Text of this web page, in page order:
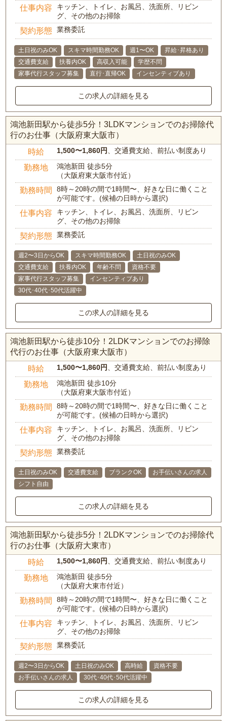
仕事内容
キッチン、トイレ、お風呂、洗面所、リビン
グ、その他のお掃除
契約形態 業務委託
土日祝のみOK スキマ時間勤務OK 週1〜OK
昇給･昇格あり
交通費支給
扶養内OK 高収入可能
学歴不問
家事代行スタッフ募集
直行･直帰OK インセンティブあり
この求人の詳細を見る
鴻池新田駅から徒歩5分！3LDKマンションでのお掃除代
行のお仕事（大阪府東大阪市）
時給 1,500〜1,860円 、交通費支給、前払い制度あり
勤務地
鴻池新田 徒歩5分
（大阪府東大阪市付近）
勤務時間
8時～20時の間で1時間〜、好きな日に働くこと
が可能です。(候補の日時から選択)
仕事内容
キッチン、トイレ、お風呂、洗面所、リビン
グ、その他のお掃除
契約形態 業務委託
週2〜3日からOK スキマ時間勤務OK
土日祝のみOK
交通費支給
扶養内OK 年齢不問
資格不要
家事代行スタッフ募集
インセンティブあり
30代･40代･50代活躍中
この求人の詳細を見る
鴻池新田駅から徒歩10分！2LDKマンションでのお掃除
代行のお仕事（大阪府東大阪市）
時給 1,500〜1,860円 、交通費支給、前払い制度あり
勤務地
鴻池新田 徒歩10分
（大阪府東大阪市付近）
勤務時間
8時～20時の間で1時間〜、好きな日に働くこと
が可能です。(候補の日時から選択)
仕事内容
キッチン、トイレ、お風呂、洗面所、リビン
グ、その他のお掃除
契約形態 業務委託
土日祝のみOK 交通費支給 ブランクOK
お手伝いさんの求人
シフト自由
この求人の詳細を見る
鴻池新田駅から徒歩5分！2LDKマンションでのお掃除代
行のお仕事（大阪府大東市）
時給 1,500〜1,860円 、交通費支給、前払い制度あり
勤務地
鴻池新田 徒歩5分
（大阪府大東市付近）
勤務時間
8時～20時の間で1時間〜、好きな日に働くこと
が可能です。(候補の日時から選択)
仕事内容
キッチン、トイレ、お風呂、洗面所、リビン
グ、その他のお掃除
契約形態 業務委託
週2〜3日からOK 土日祝のみOK 高時給
資格不要
お手伝いさんの求人
30代･40代･50代活躍中
この求人の詳細を見る